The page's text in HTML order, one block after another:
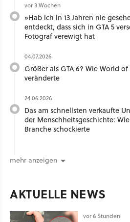
vor 3 Wochen
»Hab ich in 13 Jahren nie
entdeckt, dass sich in GTA 5
Fotograf verewigt hat
04.07.2026
Größer als GTA 6? Wie World
veränderte
24.06.2026
Das am schnellsten verkaufte
der Menschheitsgeschichte:
Branche schockierte
mehr anzeigen
AKTUELLE NEWS
vor 6 Stunden